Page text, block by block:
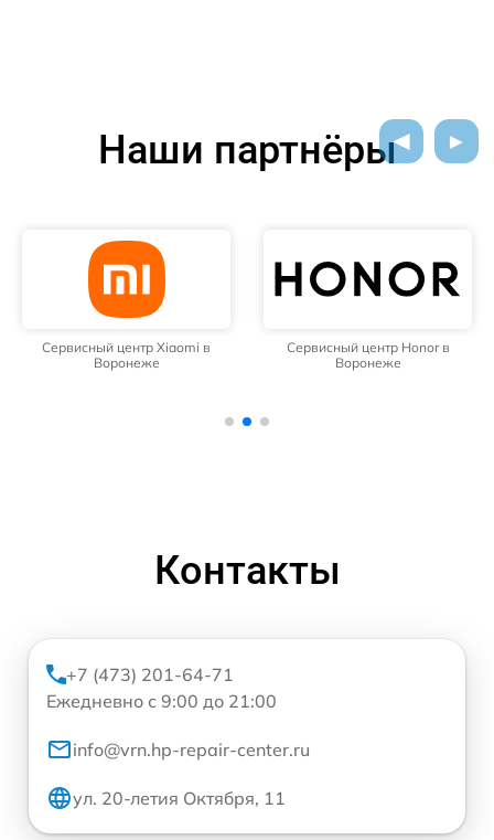
Наши партнёры
Сервисный центр Xiaomi в
Воронеже
Сервисный центр Honor в
Воронеже
Контакты
+7 (473) 201-64-71
Ежедневно с 9:00 до 21:00
info@vrn.hp-repair-center.ru
ул. 20-летия Октября, 11